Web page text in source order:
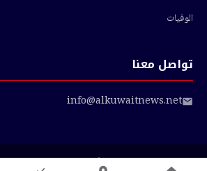
الوفيات
تواصل معنا
info@alkuwaitnews.net